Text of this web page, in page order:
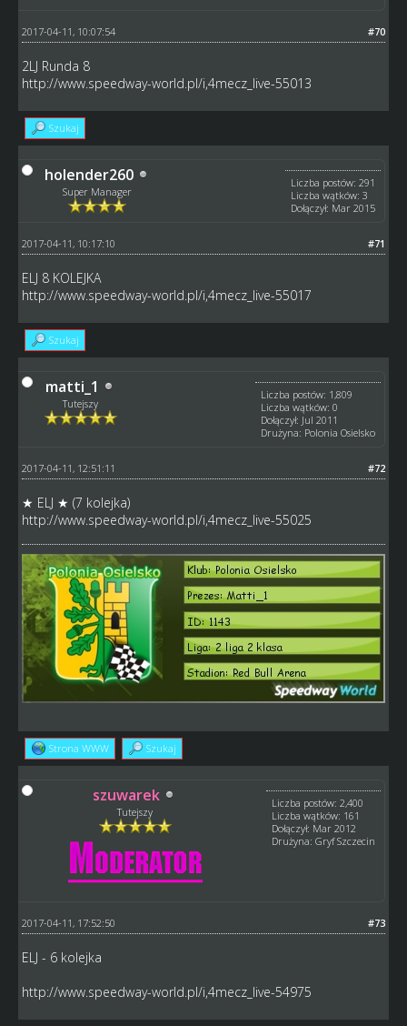
#70
2017-04-11, 10:07:54
2LJ Runda 8
http://www.speedway-world.pl/i,4mecz_live-55013
Szukaj
holender260
Super Manager
Liczba postów: 291
Liczba wątków: 3
Dołączył: Mar 2015
#71
2017-04-11, 10:17:10
ELJ 8 KOLEJKA
http://www.speedway-world.pl/i,4mecz_live-55017
Szukaj
matti_1
Tutejszy
Liczba postów: 1,809
Liczba wątków: 0
Dołączył: Jul 2011
Drużyna: Polonia Osielsko
#72
2017-04-11, 12:51:11
★ ELJ ★ (7 kolejka)
http://www.speedway-world.pl/i,4mecz_live-55025
Strona WWW Szukaj
szuwarek
Tutejszy
Liczba postów: 2,400
Liczba wątków: 161
Dołączył: Mar 2012
Drużyna: Gryf Szczecin
#73
2017-04-11, 17:52:50
ELJ - 6 kolejka
http://www.speedway-world.pl/i,4mecz_live-54975